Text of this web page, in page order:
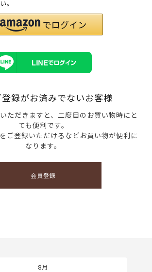
。
登録がお済みでないお客様
ただきますと、二度目のお買い物時にと
ても便利です。
ご登録いただけるなどお買い物が便利に
なります。
会員登録
8月